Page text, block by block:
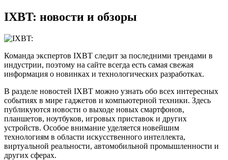
IXBT: новости и обзоры
Команда экспертов IXBT следит за последними трендами в
индустрии, поэтому на сайте всегда есть самая свежая
информация о новинках и технологических разработках.
В разделе новостей IXBT можно узнать обо всех интересных
событиях в мире гаджетов и компьютерной техники. Здесь
публикуются новости о выходе новых смартфонов,
планшетов, ноутбуков, игровых приставок и других
устройств. Особое внимание уделяется новейшим
технологиям в области искусственного интеллекта,
виртуальной реальности, автомобильной промышленности и
других сферах.